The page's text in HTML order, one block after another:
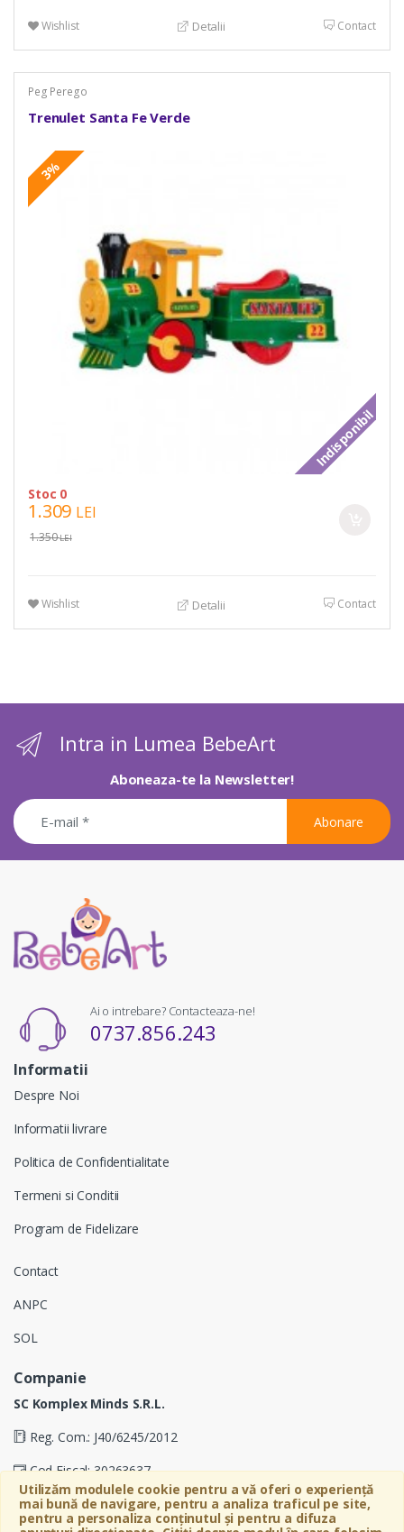
Utilizăm modulele cookie pentru a vă oferi o experiență
mai bună de navigare, pentru a analiza traficul pe site,
pentru a personaliza conținutul și pentru a difuza
Wishlist Detalii Contact
Peg Perego
Trenulet Santa Fe Verde
3%
Indisponibil
Stoc 0
1.309 LEI
1.350LEI
Wishlist Detalii Contact
Intra in Lumea BebeArt
Aboneaza-te la Newsletter!
Abonare
Ai o intrebare? Contacteaza-ne!
0737.856.243
Informatii
Despre Noi
Informatii livrare
Politica de Confidentialitate
Termeni si Conditii
Program de Fidelizare
Contact
ANPC
SOL
Companie
SC Komplex Minds S.R.L.
Reg. Com.: J40/6245/2012
Cod Fiscal: 30263637
Soseaua Virtutii 19D, Etaj 4, Biroul A, Sector 6, Bucuresti